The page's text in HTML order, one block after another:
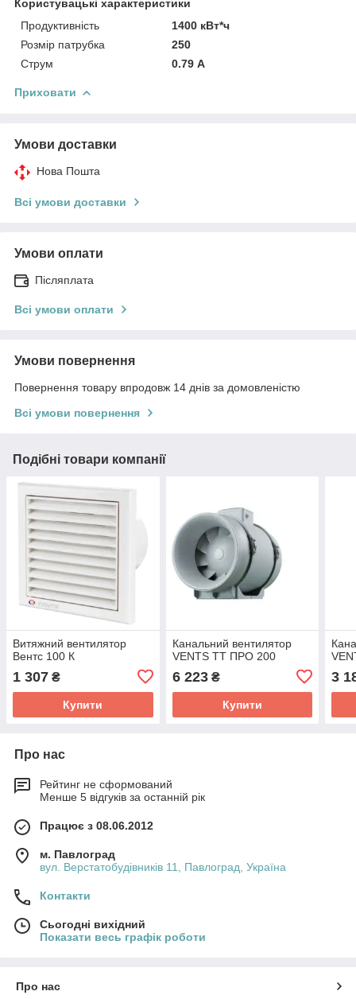
Користувацькі характеристики
Продуктивність
1400 кВт*ч
Розмір патрубка
250
Струм
0.79 А
Приховати
Умови доставки
Нова Пошта
Всі умови доставки
Умови оплати
Післяплата
Всі умови оплати
Умови повернення
Повернення товару впродовж 14 днів за домовленістю
Всі умови повернення
Подібні товари компанії
Витяжний вентилятор
Вентс 100 К
1 307 ₴
Купити
Канальний вентилятор
VENTS ТТ ПРО 200
6 223₴
Купити
3
Про нас
Рейтинг не сформований
Менше 5 відгуків за останній рік
Працює з 08.06.2012
м. Павлоград
вул. Верстатобудівників 11, Павлоград, Україна
Контакти
Сьогодні вихідний
Показати весь графік роботи
Про нас